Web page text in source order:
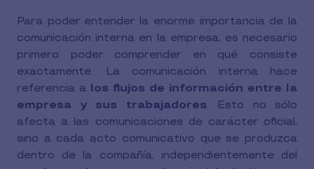
Para poder entender la enorme importancia de la
comunicación interna en la empresa, es necesario
primero poder comprender en qué consiste
exactamente. La comunicación interna hace
referencia a los flujos de información entre la
empresa y sus trabajadores. Esto no sólo
afecta a las comunicaciones de carácter oficial,
sino a cada acto comunicativo que se produzca
dentro de la compañía, independientemente del